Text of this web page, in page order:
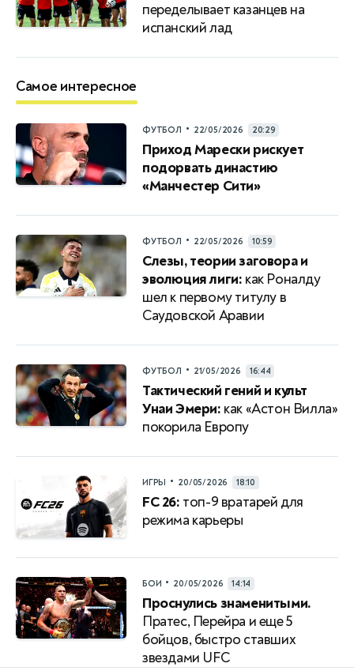
переделывает казанцев на
испанский лад
Самое интересное
ФУТБОЛ • 22/05/2026 20:29
Приход Марески рискует
подорвать династию
«Манчестер Сити»
ФУТБОЛ • 22/05/2026 10:59
Слезы, теории заговора и
эволюция лиги: как Роналду
шел к первому титулу в
Саудовской Аравии
ФУТБОЛ • 21/05/2026 16:44
Тактический гений и культ
Унаи Эмери: как «Астон Вилла»
покорила Европу
ИГРЫ • 20/05/2026 18:10
FC 26: топ-9 вратарей для
режима карьеры
БОИ • 20/05/2026 14:14
Проснулись знаменитыми.
Пратес, Перейра и еще 5
бойцов, быстро ставших
звездами UFС